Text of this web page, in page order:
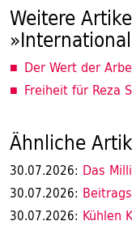
Weitere
Der Wert der
Freiheit für Reza
Ähnliche
30.07.2026: Das
30.07.2026:
30.07.2026: Kühlen